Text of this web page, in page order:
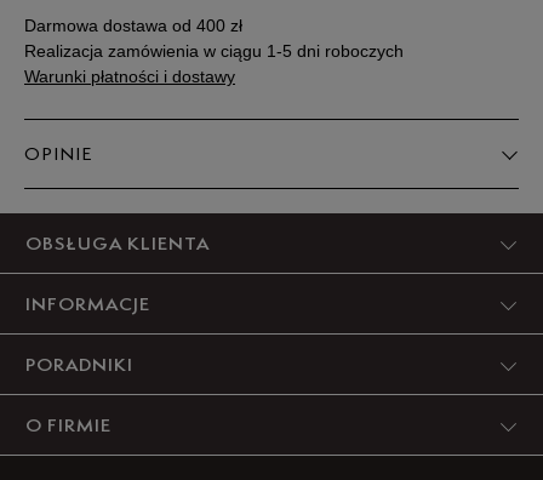
Darmowa dostawa od 400 zł
Realizacja zamówienia w ciągu 1-5 dni roboczych
Warunki płatności i dostawy
OPINIE
OBSŁUGA KLIENTA
INFORMACJE
PORADNIKI
O FIRMIE